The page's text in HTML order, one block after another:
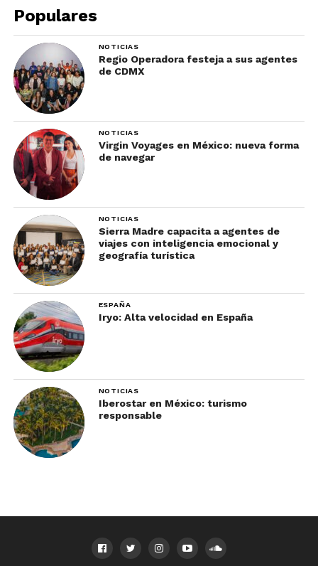
Populares
NOTICIAS
Regio Operadora festeja a sus agentes
de CDMX
NOTICIAS
Virgin Voyages en México: nueva forma
de navegar
NOTICIAS
Sierra Madre capacita a agentes de
viajes con inteligencia emocional y
geografía turística
ESPAÑA
Iryo: Alta velocidad en España
NOTICIAS
Iberostar en México: turismo
responsable